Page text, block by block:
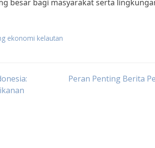
besar bagi masyarakat serta
ekonomi kelautan
Peran Penting Berita